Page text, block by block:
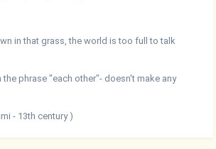
in that grass, the world is too full to talk
the phrase "each other"- doesn't make any
- 13th century )